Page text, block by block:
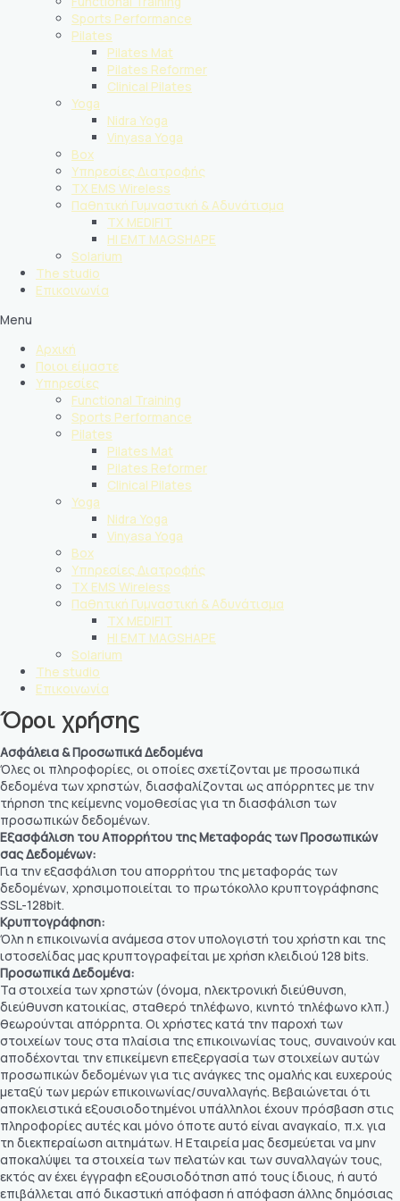
Sports Performance
Pilates
Pilates Mat
Pilates Reformer
Clinical Pilates
Yoga
Nidra Yoga
Vinyasa Yoga
Box
Υπηρεσίες Διατροφής
TX EMS Wireless
Παθητική Γυμναστική & Αδυνάτισμα
TX MEDIFIT
HI EMT MAGSHAPE
Solarium
The studio
Επικοινωνία
Menu
Αρχική
Ποιοι είμαστε
Υπηρεσίες
Functional Training
Sports Performance
Pilates
Pilates Mat
Pilates Reformer
Clinical Pilates
Yoga
Nidra Yoga
Vinyasa Yoga
Box
Υπηρεσίες Διατροφής
TX EMS Wireless
Παθητική Γυμναστική & Αδυνάτισμα
TX MEDIFIT
HI EMT MAGSHAPE
Solarium
The studio
Επικοινωνία
Όροι χρήσης
Ασφάλεια & Προσωπικά Δεδομένα
Όλες οι πληροφορίες, οι οποίες σχετίζονται με προσωπικά
δεδομένα των χρηστών, διασφαλίζονται ως απόρρητες με την
τήρηση της κείμενης νομοθεσίας για τη διασφάλιση των
προσωπικών δεδομένων.
Εξασφάλιση του Απορρήτου της Μεταφοράς των Προσωπικών
σας Δεδομένων:
Για την εξασφάλιση του απορρήτου της μεταφοράς των
δεδομένων, χρησιμοποιείται το πρωτόκολλο κρυπτογράφησης
SSL-128bit.
Κρυπτογράφηση:
Όλη η επικοινωνία ανάμεσα στον υπολογιστή του χρήστη και της
ιστοσελίδας μας κρυπτογραφείται με χρήση κλειδιού 128 bits.
Προσωπικά Δεδομένα:
Τα στοιχεία των χρηστών (όνομα, ηλεκτρονική διεύθυνση,
διεύθυνση κατοικίας, σταθερό τηλέφωνο, κινητό τηλέφωνο κλπ.)
θεωρούνται απόρρητα. Οι χρήστες κατά την παροχή των
στοιχείων τους στα πλαίσια της επικοινωνίας τους, συναινούν και
αποδέχονται την επικείμενη επεξεργασία των στοιχείων αυτών
προσωπικών δεδομένων για τις ανάγκες της ομαλής και ευχερούς
μεταξύ των μερών επικοινωνίας/συναλλαγής. Βεβαιώνεται ότι
αποκλειστικά εξουσιοδοτημένοι υπάλληλοι έχουν πρόσβαση στις
πληροφορίες αυτές και μόνο όποτε αυτό είναι αναγκαίο, π.χ. για
τη διεκπεραίωση αιτημάτων. Η Εταιρεία μας δεσμεύεται να μην
αποκαλύψει τα στοιχεία των πελατών και των συναλλαγών τους,
εκτός αν έχει έγγραφη εξουσιοδότηση από τους ίδιους, ή αυτό
επιβάλλεται από δικαστική απόφαση ή απόφαση άλλης δημόσιας